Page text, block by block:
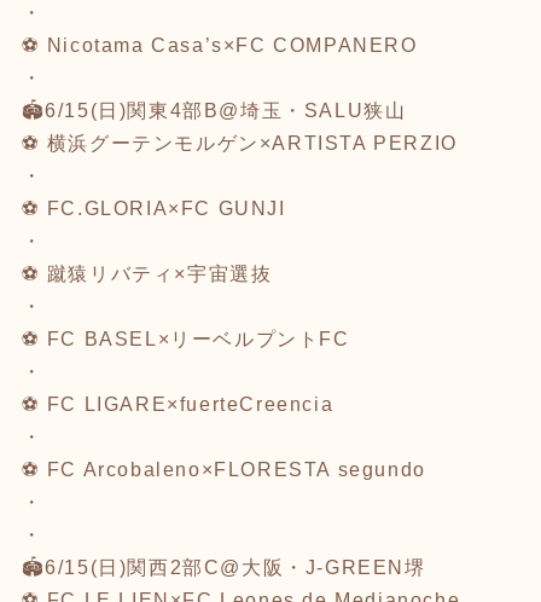
・
⚽️ Nicotama Casa’s×FC COMPANERO
・
🏟️6/15(日)関東4部B@埼玉・SALU狭山
⚽️ 横浜グーテンモルゲン×ARTISTA PERZIO
・
⚽️ FC.GLORIA×FC GUNJI
・
⚽️ 蹴猿リバティ×宇宙選抜
・
⚽️ FC BASEL×リーベルプントFC
・
⚽️ FC LIGARE×fuerteCreencia
・
⚽️ FC Arcobaleno×FLORESTA segundo
・
・
🏟️6/15(日)関西2部C@大阪・J-GREEN堺